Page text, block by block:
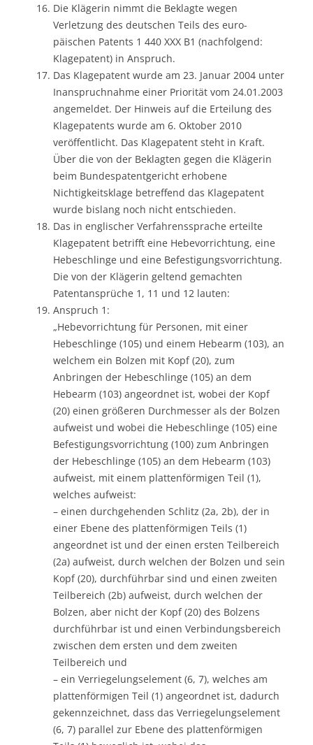
Die Klägerin nimmt die Beklagte wegen
Verletzung des deutschen Teils des euro-
päischen Patents 1 440 XXX B1 (nachfolgend:
Klagepatent) in Anspruch.
Das Klagepatent wurde am 23. Januar 2004 unter
Inanspruchnahme einer Priorität vom 24.01.2003
angemeldet. Der Hinweis auf die Erteilung des
Klagepatents wurde am 6. Oktober 2010
veröffentlicht. Das Klagepatent steht in Kraft.
Über die von der Beklagten gegen die Klägerin
beim Bundespatentgericht erhobene
Nichtigkeitsklage betreffend das Klagepatent
wurde bislang noch nicht entschieden.
Das in englischer Verfahrenssprache erteilte
Klagepatent betrifft eine Hebevorrichtung, eine
Hebeschlinge und eine Befestigungsvorrichtung.
Die von der Klägerin geltend gemachten
Patentansprüche 1, 11 und 12 lauten:
Anspruch 1:
„Hebevorrichtung für Personen, mit einer
Hebeschlinge (105) und einem Hebearm (103), an
welchem ein Bolzen mit Kopf (20), zum
Anbringen der Hebeschlinge (105) an dem
Hebearm (103) angeordnet ist, wobei der Kopf
(20) einen größeren Durchmesser als der Bolzen
aufweist und wobei die Hebeschlinge (105) eine
Befestigungsvorrichtung (100) zum Anbringen
der Hebeschlinge (105) an dem Hebearm (103)
aufweist, mit einem plattenförmigen Teil (1),
welches aufweist:
– einen durchgehenden Schlitz (2a, 2b), der in
einer Ebene des plattenförmigen Teils (1)
angeordnet ist und der einen ersten Teilbereich
(2a) aufweist, durch welchen der Bolzen und sein
Kopf (20), durchführbar sind und einen zweiten
Teilbereich (2b) aufweist, durch welchen der
Bolzen, aber nicht der Kopf (20) des Bolzens
durchführbar ist und einen Verbindungsbereich
zwischen dem ersten und dem zweiten
Teilbereich und
– ein Verriegelungselement (6, 7), welches am
plattenförmigen Teil (1) angeordnet ist, dadurch
gekennzeichnet, dass das Verriegelungselement
(6, 7) parallel zur Ebene des plattenförmigen